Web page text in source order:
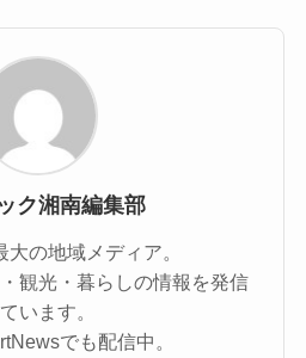
ク湘南編集部
の地域メディア。
観光・暮らしの情報を発信
います。
でも配信中。